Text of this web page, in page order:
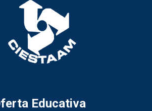
Educativa